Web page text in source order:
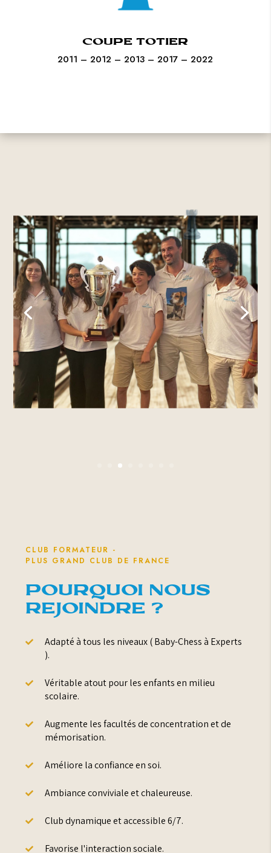
COUPE TOTIER
2011 – 2012 – 2013 – 2017 – 2022
CLUB FORMATEUR -
PLUS GRAND CLUB DE FRANCE
POURQUOI NOUS
REJOINDRE ?

Adapté à tous les niveaux ( Baby-Chess à Experts
).

Véritable atout pour les enfants en milieu
scolaire.

Augmente les facultés de concentration et de
mémorisation.
 Améliore la confiance en soi.
 Ambiance conviviale et chaleureuse.
 Club dynamique et accessible 6/7.
 Favorise l'interaction sociale.